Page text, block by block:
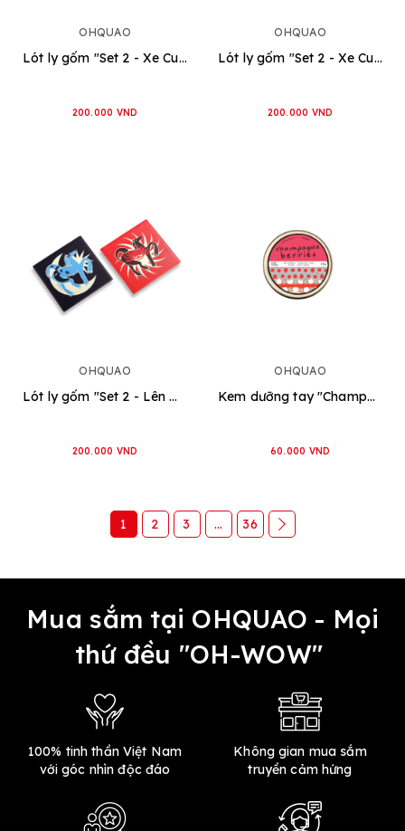
OHQUAO
Lót ly gốm "Set 2 - Xe Cub" [Đỏ - Xanh]
200.000 VND
OHQUAO
Lót ly gốm "Set 2 - Xe Cub" [Đỏ - Xám]
200.000 VND
OHQUAO
Lót ly gốm "Set 2 - Lên Ngựa"
200.000 VND
OHQUAO
Kem dưỡng tay "Champagne Berries"
60.000 VND
1 2 3 ... 36
Mua sắm tại OHQUAO - Mọi
thứ đều "OH-WOW"
100% tinh thần Việt Nam
với góc nhìn độc đáo
Không gian mua sắm
truyền cảm hứng